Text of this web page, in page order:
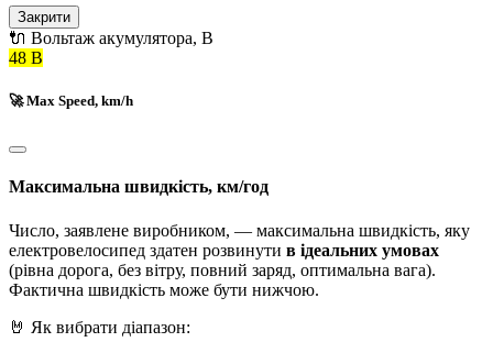
Закрити
🔌 Вольтаж акумулятора, В
48 В
🚀 Max Speed, km/h
Максимальна швидкість, км/год
Число, заявлене виробником, — максимальна швидкість, яку
електровелосипед здатен розвинути в ідеальних умовах
(рівна дорога, без вітру, повний заряд, оптимальна вага).
Фактична швидкість може бути нижчою.
🤘 Як вибрати діапазон: